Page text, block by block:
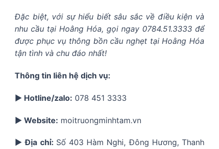
Đặc biệt, với sự hiểu biết sâu sắc về điều kiện và
nhu cầu tại Hoằng Hóa, gọi ngay 0784.51.3333 để
được phục vụ thông bồn cầu nghẹt tại Hoằng Hóa
tận tình và chu đáo nhất!
Thông tin liên hệ dịch vụ:
▶️ Hotline/zalo: 078 451 3333
▶️ Website: moitruongminhtam.vn
▶️ Địa chỉ: Số 403 Hàm Nghi, Đông Hương, Thanh